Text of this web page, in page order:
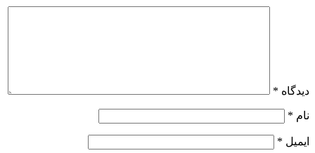
دیدگاه *
نام *
ایمیل *